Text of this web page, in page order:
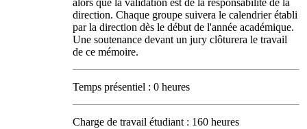
alors que la validation est de la responsabilité de la
direction. Chaque groupe suivera le calendrier établi
par la direction dès le début de l'année académique.
Une soutenance devant un jury clôturera le travail
de ce mémoire.
Temps présentiel : 0 heures
Charge de travail étudiant : 160 heures